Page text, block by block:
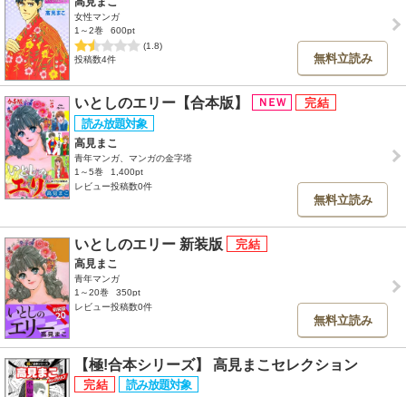
女性マンガ
1～2巻
600pt
(1.8)
投稿数4件
無料立読み
いとしのエリー【合本版】
高見まこ
青年マンガ、マンガの金字塔
1～5巻
1,400pt
レビュー投稿数0件
無料立読み
いとしのエリー 新装版
高見まこ
青年マンガ
1～20巻
350pt
レビュー投稿数0件
無料立読み
【極!合本シリーズ】 高見まこセレクション